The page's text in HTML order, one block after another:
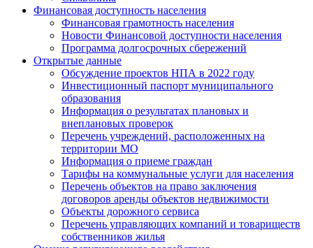
Финансовая доступность населения
Финансовая грамотность населения
Новости Финансовой доступности населения
Программа долгосрочных сбережений
Открытые данные
Обсуждение проектов НПА в 2022 году
Инвестиционный паспорт муниципального
образования
Информация о результатах плановых и
внеплановых проверок
Перечень учреждений, расположенных на
территории МО
Информация о приеме граждан
Тарифы на коммунальные услуги для населения
Перечень объектов на право заключения
договоров аренды объектов недвижимости
Объекты дорожного сервиса
Перечень управляющих компаний и товариществ
собственников жилья